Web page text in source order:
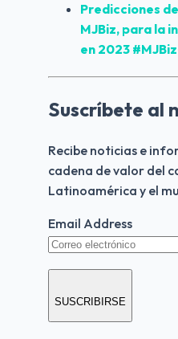
Predicciones
MJBiz, para la
en 2023
Suscríbete al
Recibe noticias e
cadena de valor del
Latinoamérica y el
Email Address
SUSCRIBIRSE